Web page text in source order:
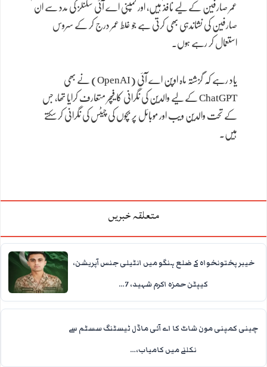
عمر صارفین کے لیے نافذ ہیں، اور کمپنی اے آئی سگنلز کی مدد سے ان
صارفین کی نشاندہی بھی کرتی ہے جو غلط عمر درج کر کے سروس
استعمال کر رہے ہوں۔
یاد رہے کہ گزشتہ ماہ اوپن اے آئی (OpenAI) نے بھی
ChatGPT کے لیے والدین کی نگرانی کا فیچر متعارف کرایا تھا، جس
کے تحت والدین ویب اور موبائل پر بچوں کی چیٹس کی نگرانی کر سکتے
ہیں۔
متعلقہ خبریں
خیبر پختونخواہ کے ضلع ہنگو میں انٹیلی جنس آپریشن،
کیپٹن حمزہ اکرم شہید، 7…
چینی کمپنی مون شاٹ کا اے آئی ماڈل ٹیسٹنگ سسٹم سے
نکلنے میں کامیاب،…